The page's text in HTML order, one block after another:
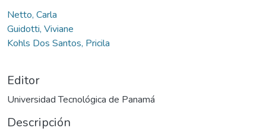
Netto, Carla
Guidotti, Viviane
Kohls Dos Santos, Pricila
Editor
Universidad Tecnológica de Panamá
Descripción